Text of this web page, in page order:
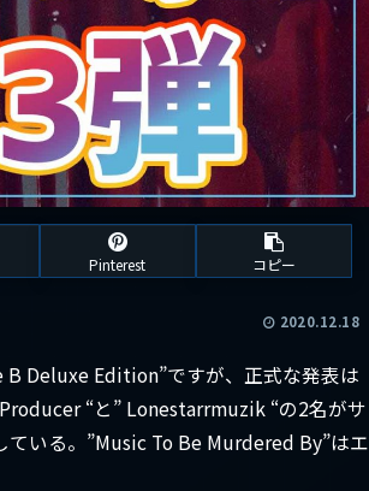
Pinterest コピー
2020.12.18
Deluxe Edition”ですが、正式な発表は
“と” Lonestarrmuzik “の2名がサ
いる。”Music To Be Murdered By”はエ